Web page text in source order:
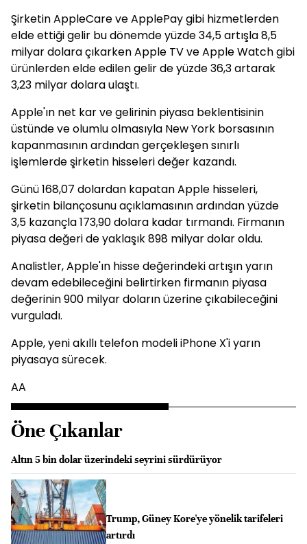
Şirketin AppleCare ve ApplePay gibi hizmetlerden
elde ettiği gelir bu dönemde yüzde 34,5 artışla 8,5
milyar dolara çıkarken Apple TV ve Apple Watch gibi
ürünlerden elde edilen gelir de yüzde 36,3 artarak
3,23 milyar dolara ulaştı.
Apple'ın net kar ve gelirinin piyasa beklentisinin
üstünde ve olumlu olmasıyla New York borsasının
kapanmasının ardından gerçekleşen sınırlı
işlemlerde şirketin hisseleri değer kazandı.
Günü 168,07 dolardan kapatan Apple hisseleri,
şirketin bilançosunu açıklamasının ardından yüzde
3,5 kazançla 173,90 dolara kadar tırmandı. Firmanın
piyasa değeri de yaklaşık 898 milyar dolar oldu.
Analistler, Apple'ın hisse değerindeki artışın yarın
devam edebileceğini belirtirken firmanın piyasa
değerinin 900 milyar doların üzerine çıkabileceğini
vurguladı.
Apple, yeni akıllı telefon modeli iPhone X'i yarın
piyasaya sürecek.
AA
Öne Çıkanlar
Altın 5 bin dolar üzerindeki seyrini sürdürüyor
Trump, Güney Kore'ye yönelik tarifeleri
artırdı